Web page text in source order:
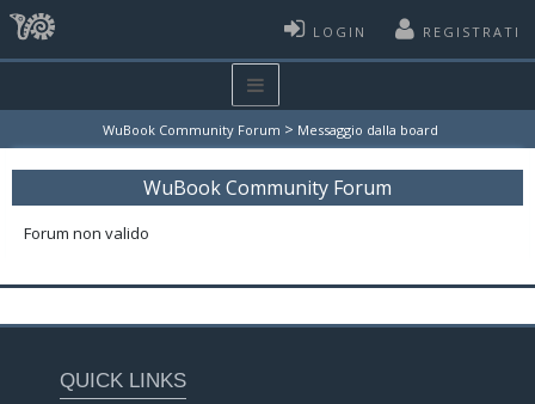
LOGIN REGISTRATI
WuBook Community Forum > Messaggio dalla board
WuBook Community Forum
Forum non valido
QUICK LINKS